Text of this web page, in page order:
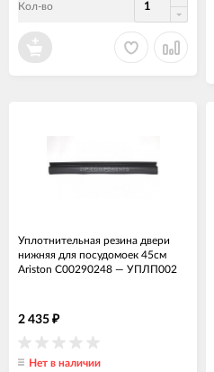
Кол-во
Уплотнительная резина двери
нижняя для посудомоек 45см
Ariston C00290248 — УПЛП002
2 435 ₽
Нет в наличии